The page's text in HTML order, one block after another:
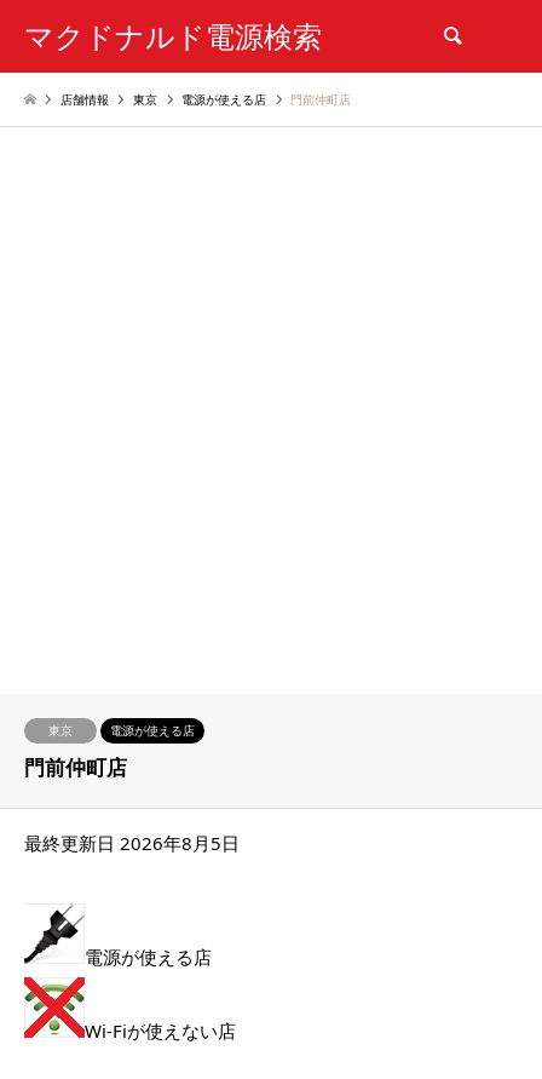
マクドナルド電源検索
店舗情報 東京 電源が使える店 門前仲町店
東京 電源が使える店
門前仲町店
最終更新日 2026年8月5日
電源が使える店
Wi-Fiが使えない店